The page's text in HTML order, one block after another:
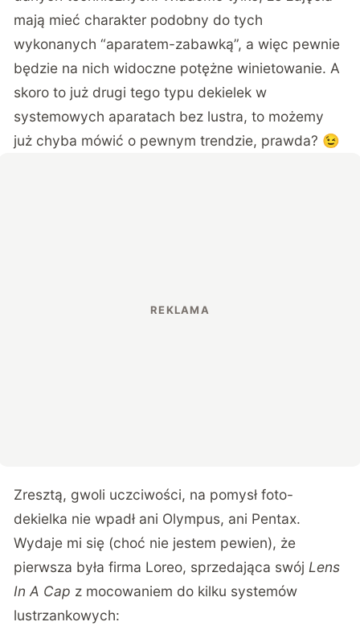
mają mieć charakter podobny do tych
wykonanych “aparatem-zabawką”, a więc pewnie
będzie na nich widoczne potężne winietowanie. A
skoro to już drugi tego typu dekielek w
systemowych aparatach bez lustra, to możemy
już chyba mówić o pewnym trendzie, prawda? 😉
Zresztą, gwoli uczciwości, na pomysł foto-
dekielka nie wpadł ani Olympus, ani Pentax.
Wydaje mi się (choć nie jestem pewien), że
pierwsza była firma Loreo, sprzedająca swój Lens
In A Cap z mocowaniem do kilku systemów
lustrzankowych: